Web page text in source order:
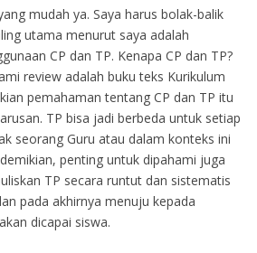
mudah ya. Saya harus bolak-balik
utama menurut saya adalah
CP dan TP. Kenapa CP dan TP?
review adalah buku teks Kurikulum
pemahaman tentang CP dan TP itu
TP bisa jadi berbeda untuk setiap
seorang Guru atau dalam konteks ini
penting untuk dipahami juga
TP secara runtut dan sistematis
pada akhirnya menuju kepada
dicapai siswa.